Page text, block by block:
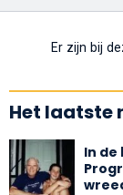
Er zijn bij
Het laatste
In de